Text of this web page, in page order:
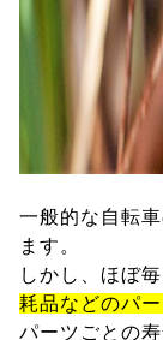
一般的な自転
ます。
しかし、ほぼ
耗品などのパ
パーツごとの